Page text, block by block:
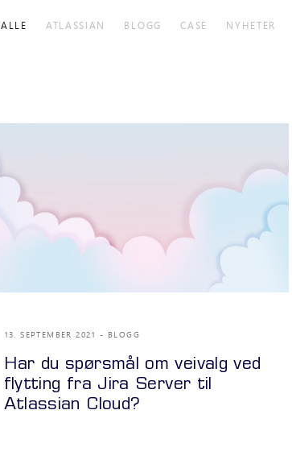
ALLE ATLASSIAN BLOGG CASE NYHETER
13. SEPTEMBER 2021 BLOGG
Har du spørsmål om veivalg ved
flytting fra Jira Server til
Atlassian Cloud?